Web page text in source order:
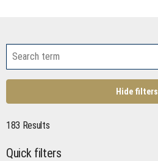
Hide filters
183 Results
Quick filters